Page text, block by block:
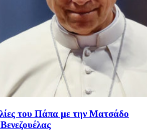
του Πάπα με την Ματσάδο